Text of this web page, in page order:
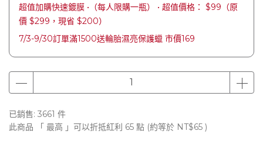
超值加購快速鍍膜 •（每人限購一瓶） • 超值價格： $99（原
價 $299，現省 $200）
7/3-9/30訂單滿1500送輪胎濕亮保護蠟 市價169
已銷售: 3661 件
此商品 「 最高 」可以折抵紅利 65 點 (約等於 NT$65 )